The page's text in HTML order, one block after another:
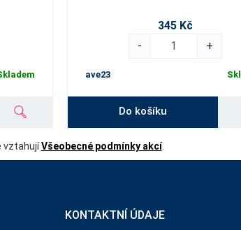
345 Kč
-
+
ave23
Do košíku
vztahujíVšeobecné podmínky akcí.
KONTAKTNÍ ÚDAJE